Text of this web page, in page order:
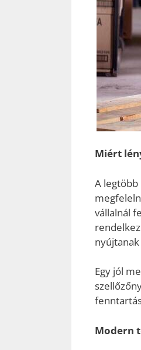
Miért
A legtöbb
vállalnál
nyújtanak
Egy jól
Modern